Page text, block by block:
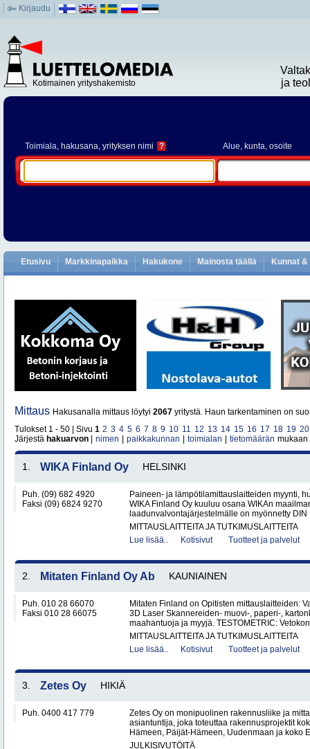
Kirjaudu
Kotimainen yrityshakemisto
ja
Toimiala, hakusana, yrityksen nimi ? Alue, kunta, osoite
Etusivu Markkinapaikka Hakukone Mainosta täällä Kunnat
Mittaus Hakusanalla mittaus löytyi 2067 yritystä. Haun tarkentaminen on
Tulokset 1 - 50 | Sivu 1 2 3 4 5 6 7 8 9 10 11 12 13 14 15 16 17 18 19 20
Järjestä hakuarvon nimen paikkakunnan toimialan tietomäärän mukaan
1. WIKA Finland Oy HELSINKI
Puh. (09) 682 4920
Faksi (09) 6824 9270
Paineen- ja lämpötilamittauslaitteiden myynti,
WIKA Finland Oy kuuluu osana WIKAn
laadunvalvontajärjestelmälle on myönnetty DIN
MITTAUSLAITTEITA JA TUTKIMUSLAITTEITA
Lue lisää..
Kotisivut Tuotteet ja palvelut
2. Mitaten Finland Oy Ab KAUNIAINEN
Puh. 010 28 66070
Faksi 010 28 66075
Mitaten Finland on Opitisten mittauslaitteiden:
3D Laser Skannereiden- muovi-, paperi-,
maahantuoja ja myyjä. TESTOMETRIC:
MITTAUSLAITTEITA JA TUTKIMUSLAITTEITA
Lue lisää..
Kotisivut Tuotteet ja palvelut
3. Zetes Oy HIKIÄ
Puh. 0400 417 779
Zetes Oy on monipuolinen rakennusliike ja
asiantuntija, joka toteuttaa rakennusprojektit
Hämeen, Päijät-Hämeen, Uudenmaan ja koko
JULKISIVUTÖITÄ